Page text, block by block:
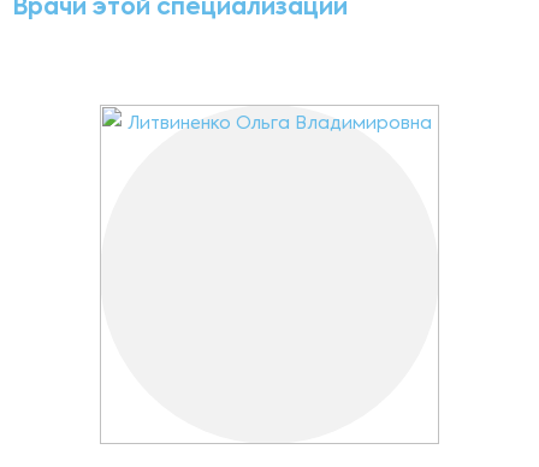
Врачи этой специализации